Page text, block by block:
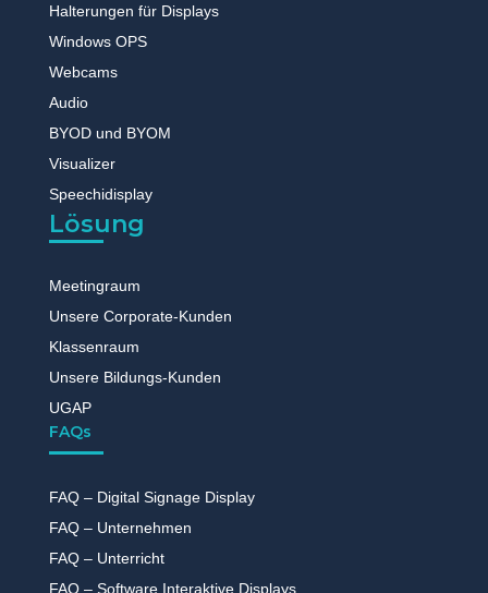
Halterungen für Displays
Windows OPS
Webcams
Audio
BYOD und BYOM
Visualizer
Speechidisplay
Lösung
Meetingraum
Unsere Corporate-Kunden
Klassenraum
Unsere Bildungs-Kunden
UGAP
FAQs
FAQ – Digital Signage Display
FAQ – Unternehmen
FAQ – Unterricht
FAQ – Software Interaktive Displays